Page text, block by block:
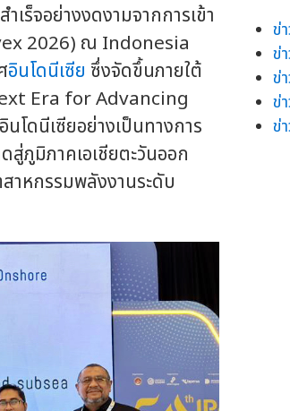
เร็จอย่างงดงามจากการเข้า
2026) ณ Indonesia
อินโดนีเซีย ซึ่งจัดขึ้นภายใต้
Era for Advancing
โดนีเซียอย่างเป็นทางการ
ภูมิภาคเอเชียตะวันออก
าหกรรมพลังงานระดับ
ข่
ข่
ข่
ข่
ข่